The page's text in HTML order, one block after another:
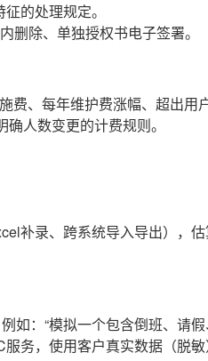
的处理规定。
删除、单独授权书电子签署。
费、每年维护费涨幅、超出用
人数变更的计费规则。
补录、跨系统导入导出），
如：“模拟一个包含倒班、请
服务，使用客户真实数据（脱